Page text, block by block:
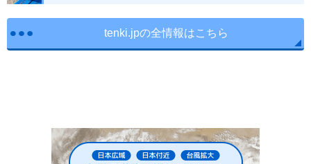
tenki.jpの全情報はこちら